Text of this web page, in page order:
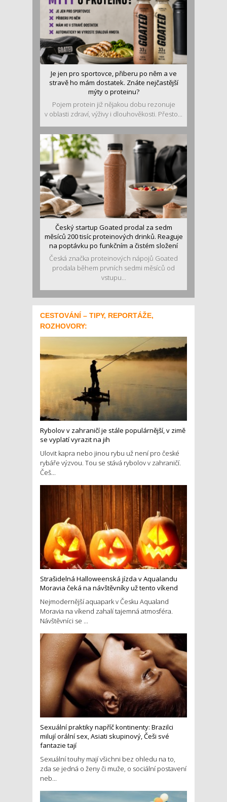
Je jen pro sportovce, přiberu po něm a ve
stravě ho mám dostatek. Znáte nejčastější
mýty o proteinu?
Pojem protein již nějakou dobu rezonuje
v oblasti zdraví, výživy i dlouhověkosti. Přesto...
Český startup Goated prodal za sedm
měsíců 200 tisíc proteinových drinků. Reaguje
na poptávku po funkčním a čistém složení
Česká značka proteinových nápojů Goated
prodala během prvních sedmi měsíců od
vstupu...
CESTOVÁNÍ – TIPY, REPORTÁŽE,
ROZHOVORY:
Rybolov v zahraničí je stále populárnější, v zimě
se vyplatí vyrazit na jih
Ulovit kapra nebo jinou rybu už není pro české
rybáře výzvou. Tou se stává rybolov v zahraničí.
Češ...
Strašidelná Halloweenská jízda v Aqualandu
Moravia čeká na návštěvníky už tento víkend
Nejmodernější aquapark v Česku Aqualand
Moravia na víkend zahalí tajemná atmosféra.
Návštěvníci se ...
Sexuální praktiky napříč kontinenty: Brazilci
milují orální sex, Asiati skupinový, Češi své
fantazie tají
Sexuální touhy mají všichni bez ohledu na to,
zda se jedná o ženy či muže, o sociální postavení
neb...